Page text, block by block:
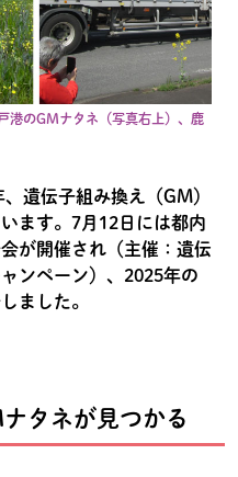
港のGMナタネ（写真右上）、鹿
遺伝子組み換え（GM）
ます。7月12日には都内
が開催され（主催：遺伝
ンペーン）、2025年の
ました。
タネが見つかる